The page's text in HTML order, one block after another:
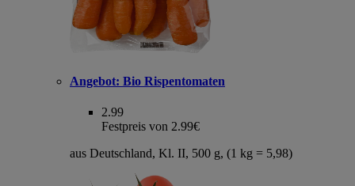
Angebot: Bio Rispentomaten
2.99
Festpreis von 2.99€
aus Deutschland, Kl. II, 500 g, (1 kg = 5,98)